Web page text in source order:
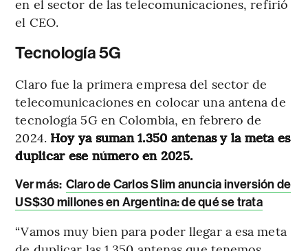
en el sector de las telecomunicaciones, refirió
el CEO.
Tecnología 5G
Claro fue la primera empresa del sector de
telecomunicaciones en colocar una antena de
tecnología 5G en Colombia, en febrero de
2024. Hoy ya suman 1.350 antenas y la meta es
duplicar ese número en 2025.
Ver más: Claro de Carlos Slim anuncia inversión de
US$30 millones en Argentina: de qué se trata
“Vamos muy bien para poder llegar a esa meta